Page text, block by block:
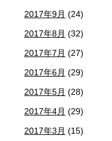
2017年9月 (24)
2017年8月 (32)
2017年7月 (27)
2017年6月 (29)
2017年5月 (28)
2017年4月 (29)
2017年3月 (15)